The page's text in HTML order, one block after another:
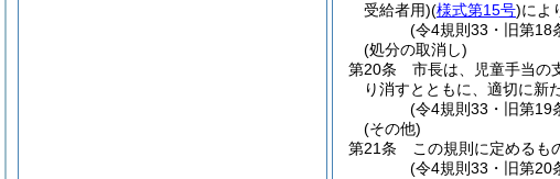
受給者用)(様式第15号)によ
(令4規則33・旧第18
(処分の取消し)
第20条
市長は、児童手当の
り消すとともに、適切に新
(令4規則33・旧第19
(その他)
第21条
この規則に定めるも
(令4規則33・旧第20